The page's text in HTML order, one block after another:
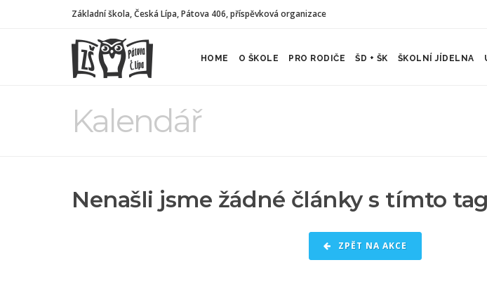
Základní škola, Česká Lípa, Pátova 406, příspěvková organizace
HOME O ŠKOLE PRO RODIČE ŠD + ŠK ŠKOLNÍ JÍDELNA
Kalendář
Nenašli jsme žádné články s tímto
ZPĚT NA AKCE